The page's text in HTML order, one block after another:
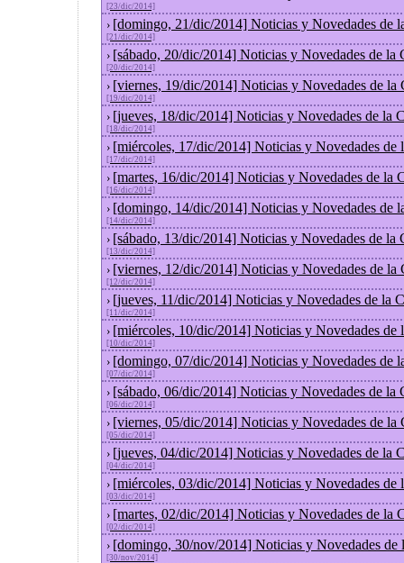
[23/dic/2014]
› [domingo, 21/dic/2014] Noticias y Novedades de
[21/dic/2014]
› [sábado, 20/dic/2014] Noticias y Novedades de la
[20/dic/2014]
› [viernes, 19/dic/2014] Noticias y Novedades de la
[19/dic/2014]
› [jueves, 18/dic/2014] Noticias y Novedades de la
[18/dic/2014]
› [miércoles, 17/dic/2014] Noticias y Novedades de
[17/dic/2014]
› [martes, 16/dic/2014] Noticias y Novedades de la
[16/dic/2014]
› [domingo, 14/dic/2014] Noticias y Novedades de
[14/dic/2014]
› [sábado, 13/dic/2014] Noticias y Novedades de la
[13/dic/2014]
› [viernes, 12/dic/2014] Noticias y Novedades de la
[12/dic/2014]
› [jueves, 11/dic/2014] Noticias y Novedades de la
[11/dic/2014]
› [miércoles, 10/dic/2014] Noticias y Novedades de
[10/dic/2014]
› [domingo, 07/dic/2014] Noticias y Novedades de
[07/dic/2014]
› [sábado, 06/dic/2014] Noticias y Novedades de la
[06/dic/2014]
› [viernes, 05/dic/2014] Noticias y Novedades de la
[05/dic/2014]
› [jueves, 04/dic/2014] Noticias y Novedades de la
[04/dic/2014]
› [miércoles, 03/dic/2014] Noticias y Novedades de
[03/dic/2014]
› [martes, 02/dic/2014] Noticias y Novedades de la
[02/dic/2014]
› [domingo, 30/nov/2014] Noticias y Novedades de
[30/nov/2014]